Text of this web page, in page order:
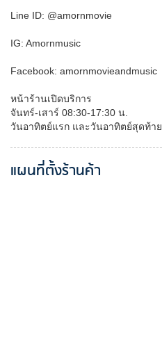
Line ID: @amornmovie
IG: Amornmusic
Facebook: amornmovieandmusic
หน้าร้านเปิดบริการ
จันทร์-เสาร์ 08:30-17:30 น.
วันอาทิตย์แรก และวันอาทิตย์สุดท้า
แผนที่ตั้งร้านค้า